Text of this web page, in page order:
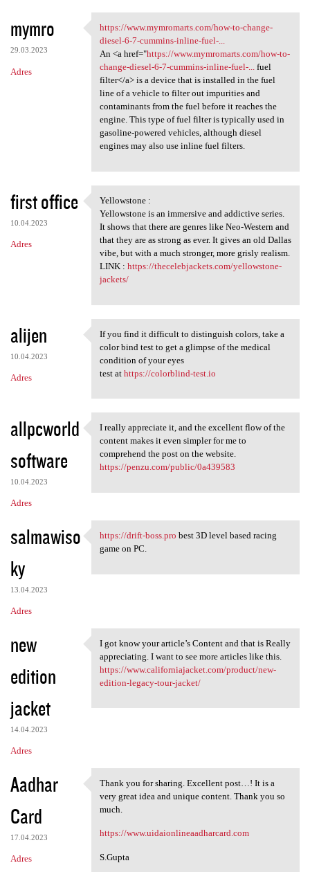
mymro
29.03.2023
Adres
https://www.mymromarts.com
https://www.mymromarts.com/how-to-change-
diesel-6-7-cummins-inline-fuel-...
An <a href="https://www.mymromarts.com/how-to-
change-diesel-6-7-cummins-inline-fuel-...fuel
filter</a> is a device that is installed in the fuel
line of a vehicle to filter out impurities and
contaminants from the fuel before it reaches the
engine. This type of fuel filter is typically used in
gasoline-powered vehicles, although diesel
engines may also use inline fuel filters.
first office
10.04.2023
Adres
Yellowstone :
Yellowstone :
Yellowstone is an immersive and addictive series.
It shows that there are genres like Neo-Western and
that they are as strong as ever. It gives an old Dallas
vibe, but with a much stronger, more grisly realism.
LINK : https://thecelebjackets.com/yellowstone-
jackets/
alijen
10.04.2023
Adres
If you find it difficult to
If you find it difficult to distinguish colors, take a
color bind test to get a glimpse of the medical
condition of your eyes
test at https://colorblind-test.io
allpcworld
software
10.04.2023
Adres
I really appreciate it, and
I really appreciate it, and the excellent flow of the
content makes it even simpler for me to
comprehend the post on the website.
https://penzu.com/public/0a439583
salmawiso
ky
13.04.2023
Adres
https://drift-boss.pro best
https://drift-boss.pro best 3D level based racing
game on PC.
new
edition
jacket
14.04.2023
Adres
I got know your article’s
I got know your article’s Content and that is Really
appreciating. I want to see more articles like this.
https://www.californiajacket.com/product/new-
edition-legacy-tour-jacket/
Aadhar
Card
17.04.2023
Adres
Thank you for sharing.
Thank you for sharing. Excellent post…! It is a
very great idea and unique content. Thank you so
much.
https://www.uidaionlineaadharcard.com
S.Gupta